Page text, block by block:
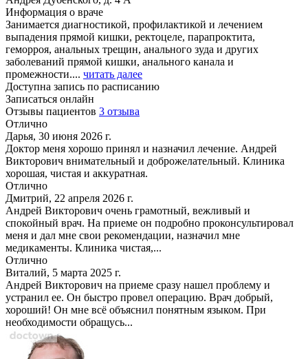
Информация о враче
Занимается диагностикой, профилактикой и лечением
выпадения прямой кишки, ректоцеле, парапроктита,
геморроя, анальных трещин, анального зуда и других
заболеваний прямой кишки, анального канала и
промежности.... читать далее
Доступна запись по расписанию
Записаться онлайн
Отзывы пациентов 3 отзыва
Отлично
Дарья, 30 июня 2026 г.
Доктор меня хорошо принял и назначил лечение. Андрей
Викторович внимательный и доброжелательный. Клиника
хорошая, чистая и аккуратная.
Отлично
Дмитрий, 22 апреля 2026 г.
Андрей Викторович очень грамотный, вежливый и
спокойный врач. На приеме он подробно проконсультировал
меня и дал мне свои рекомендации, назначил мне
медикаменты. Клиника чистая,...
Отлично
Виталий, 5 марта 2025 г.
Андрей Викторович на приеме сразу нашел проблему и
устранил ее. Он быстро провел операцию. Врач добрый,
хороший! Он мне всё объяснил понятным языком. При
необходимости обращусь...